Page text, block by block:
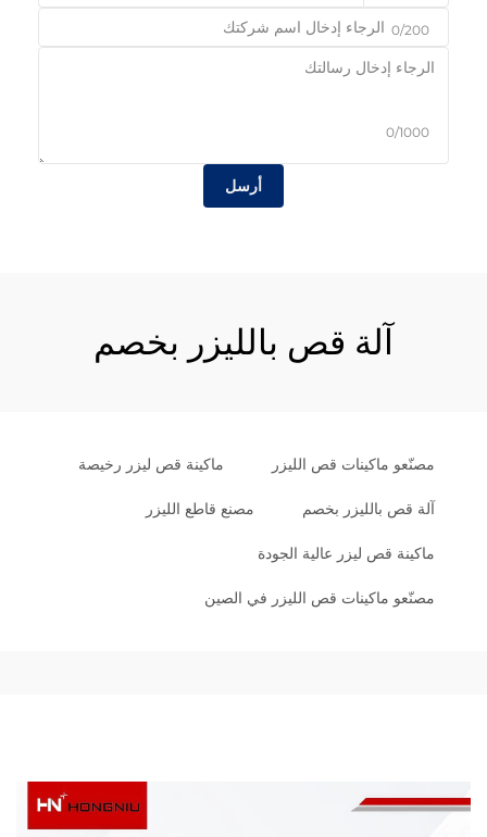
0/200
0/1000
أرسل
آلة قص بالليزر بخصم
مصنّعو ماكينات قص الليزر ماكينة قص ليزر رخيصة
آلة قص بالليزر بخصم مصنع قاطع الليزر
ماكينة قص ليزر عالية الجودة
مصنّعو ماكينات قص الليزر في الصين